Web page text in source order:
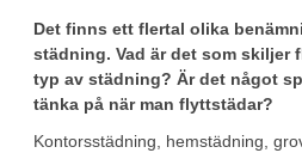
Det finns ett flertal olika
städning. Vad är det som skiljer
typ av städning? Är det något
tänka på när man flyttstädar?
Kontorsstädning, hemstädning,